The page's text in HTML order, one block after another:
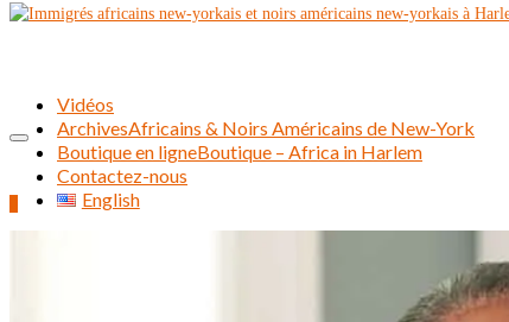
Vidéos
ArchivesAfricains & Noirs Américains de New-York
Boutique en ligneBoutique – Africa in Harlem
Contactez-nous
English